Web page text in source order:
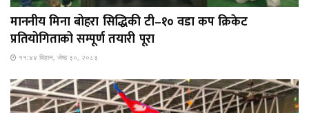
माननीय मिना बोहरा सिद्धिकी टी–१० वडा कप क्रिकेट
प्रतियोगिताको सम्पूर्ण तयारी पूरा
११:४४ बिहान, जेष्ठ ३०, २०८३